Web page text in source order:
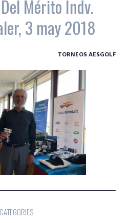
Mérito Indv.
3 may 2018
TORNEOS AESGOLF
CATEGORIES